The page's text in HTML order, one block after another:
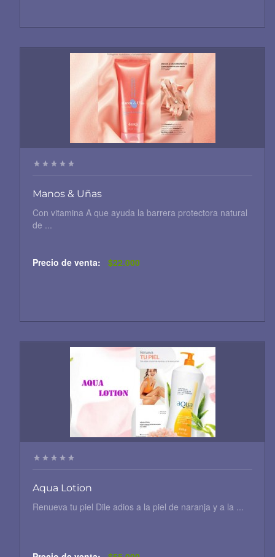
Manos & Uñas
Con vitamina A que ayuda la barrera protectora natural
de ...
Precio de venta: $22.000
Aqua Lotion
Renueva tu piel Dile adios a la piel de naranja y a la ...